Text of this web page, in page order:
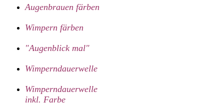
Augenbrauen färben
Wimpern färben
"Augenblick mal"
Wimperndauerwelle
Wimperndauerwelle
inkl. Farbe